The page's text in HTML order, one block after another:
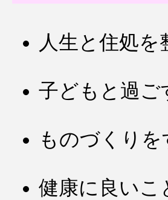
人生と住処を
子どもと過ご
ものづくりを
健康に良いこ